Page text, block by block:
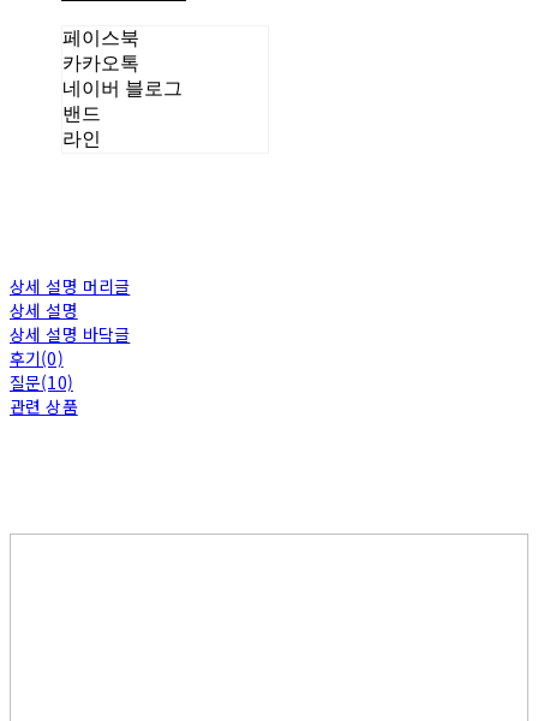
페이스북
카카오톡
네이버 블로그
밴드
라인
상세 설명 머리글
상세 설명
상세 설명 바닥글
후기(0)
질문(10)
관련 상품